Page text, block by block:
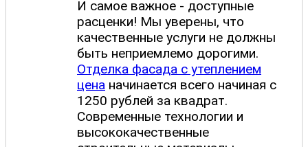
И самое важное - доступные
расценки! Мы уверены, что
качественные услуги не должны
быть неприемлемо дорогими.
Отделка фасада с утеплением
цена начинается всего начиная с
1250 рублей за квадрат.
Современные технологии и
высококачественные